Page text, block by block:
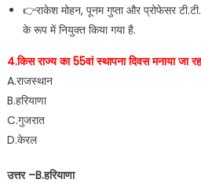
👉राकेश मोहन, पूनम गुप्ता और प्रोफेसर
के रूप में नियुक्त किया गया है.
4.किस राज्य का 55वां स्थापना दिवस मनाया जा
A.राजस्थान
B.हरियाणा
C.गुजरात
D.केरल
उत्तर –B.हरियाणा